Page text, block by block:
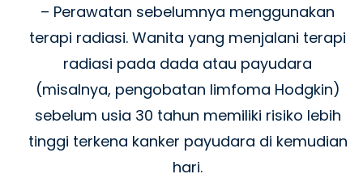
– Perawatan sebelumnya menggunakan
terapi radiasi. Wanita yang menjalani terapi
radiasi pada dada atau payudara
(misalnya, pengobatan limfoma Hodgkin)
sebelum usia 30 tahun memiliki risiko lebih
tinggi terkena kanker payudara di kemudian
hari.